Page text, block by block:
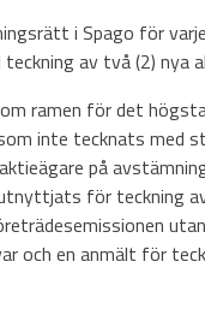
i Spago för
av två (2) nya
ramen för det
inte tecknats med
på
för teckning
och en anmält för